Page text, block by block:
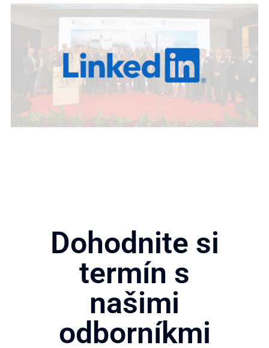
Dohodnite si
termín s
našimi
odborníkmi